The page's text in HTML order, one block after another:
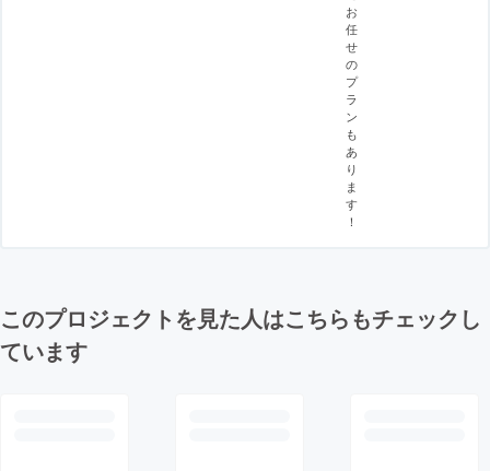
お
任
せ
の
プ
ラ
ン
も
あ
り
ま
す
！
このプロジェクトを見た人はこちらもチェックし
ています